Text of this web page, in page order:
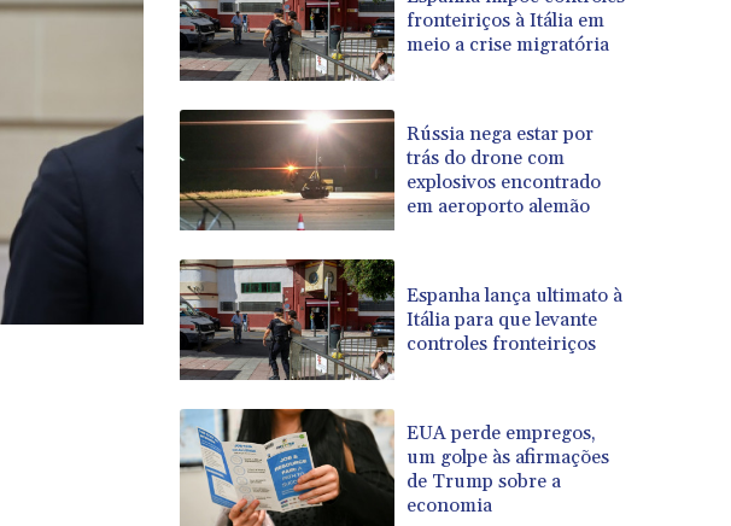
fronteiriços à Itália em
meio a crise migratória
Rússia nega estar por
trás do drone com
explosivos encontrado
em aeroporto alemão
Espanha lança ultimato à
Itália para que levante
controles fronteiriços
EUA perde empregos,
um golpe às afirmações
de Trump sobre a
economia